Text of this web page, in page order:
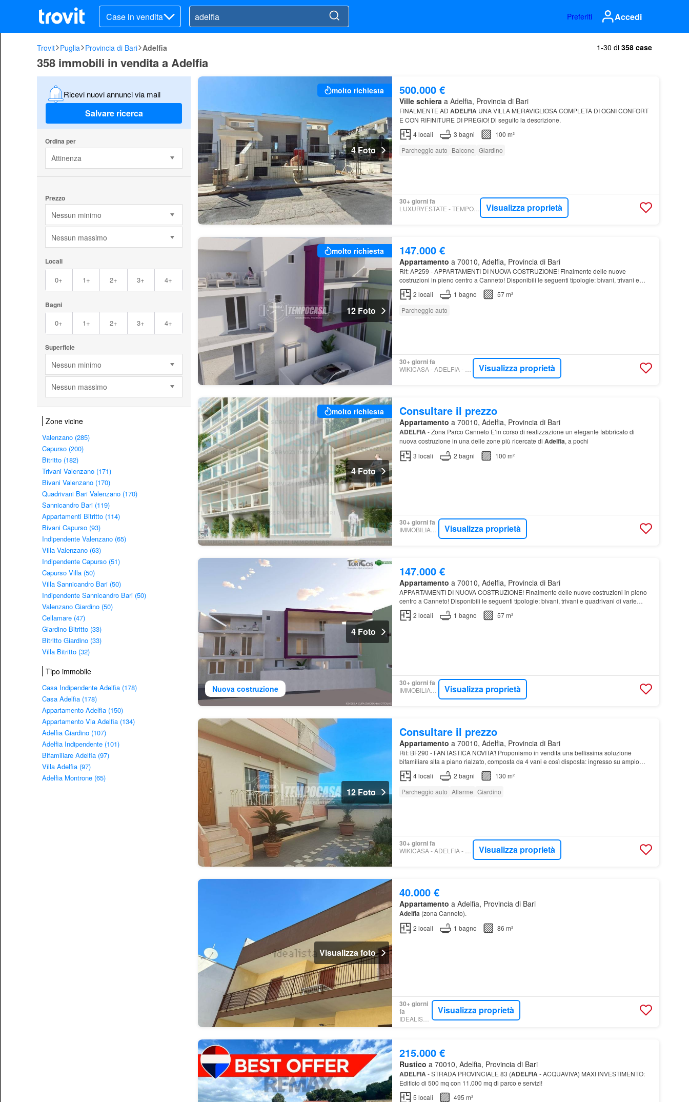
Case in vendita Preferiti Accedi
Trovit Puglia Provincia di Bari Adelfia 1-30 di 358 case
358 immobili in vendita a Adelfia
Ricevi nuovi annunci via mail
Salvare ricerca
Ordina per
Attinenza
Prezzo
Nessun minimo
Nessun massimo
Locali
0+ 1+ 2+ 3+ 4+
Bagni
0+ 1+ 2+ 3+ 4+
Superficie
Nessun minimo
Nessun massimo
Zone vicine
Valenzano (285)
Capurso (200)
Bitritto (182)
Trivani Valenzano (171)
Bivani Valenzano (170)
Quadrivani Bari Valenzano (170)
Sannicandro Bari (119)
Appartamenti Bitritto (114)
Bivani Capurso (93)
Indipendente Valenzano (65)
Villa Valenzano (63)
Indipendente Capurso (51)
Capurso Villa (50)
Villa Sannicandro Bari (50)
Indipendente Sannicandro Bari (50)
Valenzano Giardino (50)
Cellamare (47)
Giardino Bitritto (33)
Bitritto Giardino (33)
Villa Bitritto (32)
Tipo immobile
Casa Indipendente Adelfia (178)
Casa Adelfia (178)
Appartamento Adelfia (150)
Appartamento Via Adelfia (134)
Adelfia Giardino (107)
Adelfia Indipendente (101)
Bifamiliare Adelfia (97)
Villa Adelfia (97)
Adelfia Montrone (65)
molto richiesta
4 Foto
500.000 €
Ville schieraa Adelfia, Provincia di Bari
FINALMENTE AD ADELFIA UNA VILLA MERAVIGLIOSA COMPLETA DI OGNI CONFORT
E CON RIFINITURE DI PREGIO! Di seguito la descrizione.
4locali 3 bagni
100 m²
Parcheggio auto Balcone Giardino
30+ giorni fa
LUXURYESTATE - TEMPOCASA ADELFIA Visualizza proprietà
molto richiesta
12 Foto
147.000 €
Appartamento a 70010, Adelfia, Provincia di Bari
Rif: AP259 - APPARTAMENTI DI NUOVA COSTRUZIONE! Finalmente delle nuove
costruzioni in pieno centro a Canneto! Disponibili le seguenti tipologie: bivani, trivani e
quadrivani di varie metrature! Gli appartamenti, a seconda del…
2 locali 1 bagno
57 m²
Parcheggio auto
30+ giorni fa
WIKICASA - ADELFIA - TEMPOCASA Visualizza proprietà
molto richiesta
4 Foto
Consultare il prezzo
Appartamento a 70010, Adelfia, Provincia di Bari
ADELFIA- Zona Parco Canneto E’in corso di realizzazione un elegante fabbricato di
nuova costruzione in una delle zone più ricercate di Adelfia, a pochi
3 locali 2 bagni 100 m²
30+ giorni fa
IMMOBILIARE.IT Visualizza proprietà
Nuova costruzione
4 Foto
147.000 €
Appartamento a 70010, Adelfia, Provincia di Bari
APPARTAMENTI DI NUOVA COSTRUZIONE! Finalmente delle nuove costruzioni in pieno
centro a Canneto! Disponibili le seguenti tipologie: bivani, trivani e quadrivani di varie
metrature! Gli appartam
2 locali 1 bagno 57 m²
30+ giorni fa
IMMOBILIARE.IT Visualizza proprietà
12 Foto
Consultare il prezzo
Appartamento a 70010, Adelfia, Provincia di Bari
Rif: BF290 - FANTASTICA NOVITA'! Proponiamo in vendita una bellissima soluzione
bifamiliare sita a piano rialzato, composta da 4 vani e così disposta: ingresso su ampio
salone a vista, cucinino, disimpegno, camera matrimonial…
4locali 2 bagni
130 m²
Parcheggio auto Allarme Giardino
30+ giorni fa
WIKICASA - ADELFIA - TEMPOCASA Visualizza proprietà
Visualizza foto
40.000 €
Appartamento a Adelfia, Provincia di Bari
Adelfia (zona Canneto).
2 locali 1 bagno 86 m²
30+ giorni
fa
IDEALISTA.IT
Visualizza proprietà
215.000 €
Rustico a 70010, Adelfia, Provincia di Bari
ADELFIA- STRADA PROVINCIALE 83 (ADELFIA- ACQUAVIVA) MAXI INVESTIMENTO:
Edificio di 500 mq con 11.000 mq di parco e servizi!
5 locali 495 m²